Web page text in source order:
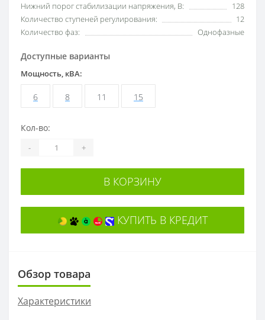
Нижний порог стабилизации напряжения, В:
128
Количество ступеней регулирования:
12
Количество фаз:
Однофазные
Доступные варианты
Мощность, кВА:
6 8 11 15
Кол-во:
- +
В КОРЗИНУ
КУПИТЬ В КРЕДИТ
Обзор товара
Характеристики